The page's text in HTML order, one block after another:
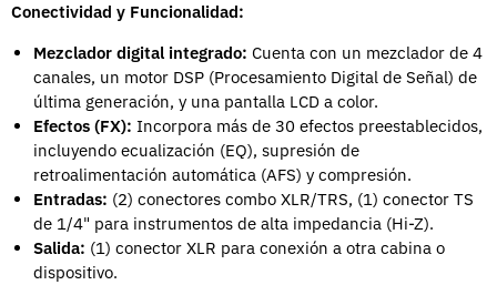
Conectividad y Funcionalidad:
Mezclador digital integrado: Cuenta con un mezclador de 4
canales, un motor DSP (Procesamiento Digital de Señal) de
última generación, y una pantalla LCD a color.
Efectos (FX): Incorpora más de 30 efectos preestablecidos,
incluyendo ecualización (EQ), supresión de
retroalimentación automática (AFS) y compresión.
Entradas: (2) conectores combo XLR/TRS, (1) conector TS
de 1/4" para instrumentos de alta impedancia (Hi-Z).
Salida: (1) conector XLR para conexión a otra cabina o
dispositivo.